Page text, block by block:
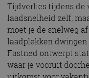
Tijdverlies tijdens de
laadsnelheid zelf,
moet je de snelweg
laadplekken
Fastned ontwerpt
waar je vooruit